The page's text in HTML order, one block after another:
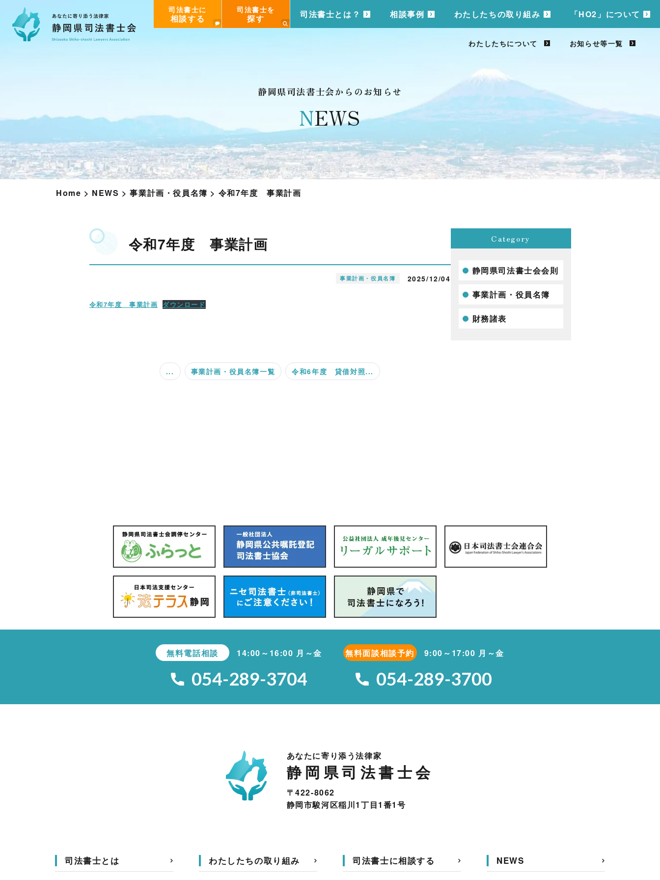
司法書士に
相談する
司法書士を
探す 司法書士とは？ 相談事例 わたしたちの取り組み 「HO2」について
わたしたちについて お知らせ等一覧
静岡県司法書士会からのお知らせ
NEWS
Home > NEWS >事業計画・役員名簿 > 令和7年度 事業計画
令和7年度 事業計画
事業計画・役員名簿 2025/12/04
令和7年度 事業計画 ダウンロード
... 事業計画・役員名簿一覧 令和6年度 貸借対照...
Category
静岡県司法書士会会則
事業計画・役員名簿
財務諸表
無料電話相談 14:00～16:00 月～金
054-289-3704
無料面談相談予約 9:00～17:00 月～金
054-289-3700
あなたに寄り添う法律家
静岡県司法書士会
〒422-8062
静岡市駿河区稲川1丁目1番1号
司法書士とは わたしたちの取り組み 司法書士に相談する NEWS